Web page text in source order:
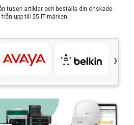
tusen artiklar och beställa din önskade
upp till 55 IT-märken.
›